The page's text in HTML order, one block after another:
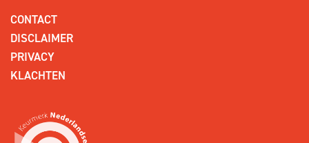
CONTACT
DISCLAIMER
PRIVACY
KLACHTEN